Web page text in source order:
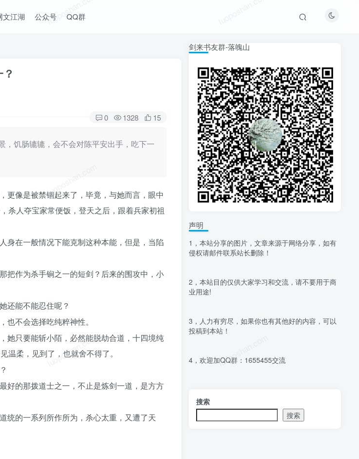
文江湖 公众号 QQ群
0 1328 15
luoposhan.com
luoposhan.com
luoposhan.com
luoposhan.com
，饥肠辘辘，会不会对陈平安出手，吃下一
更像是被禁锢起来了，毕竟，与她而言，眼中
杀人夺宝家常便饭，登天之后，跟着兵家初祖
身在一般情况下能克制这种本能，但是，当陷
把作为杀手锏之一的短剑？后来的围攻中，小
还能不能忍住呢？
不会选择吃纯粹神性。
她只要能斩小陌，必然能脱劫合道，十四境纯
温柔，见到了，也就舍不得了。
好的那拨道士之一，不止是炼剑一道，是方方
统的一系列所作所为，杀心太重，又遭了天
剑来书友群-落魄山
声明
1，本站分享的图片，文章来源于网络分享，如有
侵权请邮件联系站长删除！
2，本站目的仅供大家学习和交流，请不要用于商
业用途!
3，人力有穷尽，如果你也有其他好的内容，可以
投稿到本站！
4，欢迎加QQ群：1655455交流
搜索
搜索